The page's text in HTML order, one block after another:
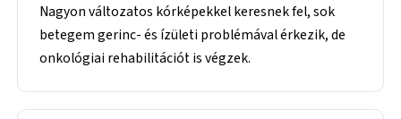
Nagyon változatos kórképekkel keresnek fel, sok
betegem gerinc- és ízületi problémával érkezik, de
onkológiai rehabilitációt is végzek.